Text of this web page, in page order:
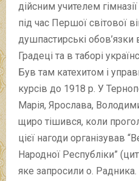
дійсним учителем
під час Першої світової
душпастирські обов’язки
Градеці та в таборі
Був там катехитом і
курсів до 1918 р. У
Марія, Ярослава,
щиро тішився, коли
цієї нагоди організував
Народної Республіки”
яке запросили о.